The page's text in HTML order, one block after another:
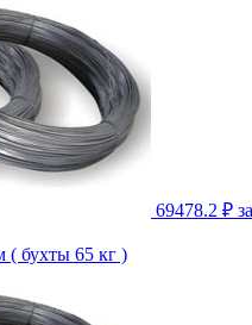
69478.2 ₽ за
( бухты 65 кг )